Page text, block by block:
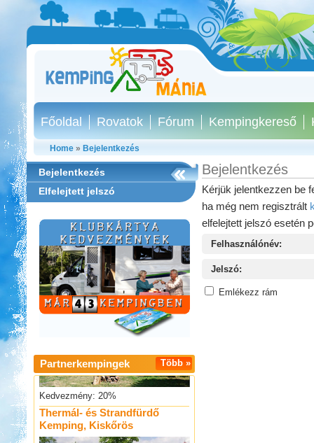
Főoldal Rovatok Fórum Kempingkereső
Home » Bejelentkezés
Bejelentkezés
Elfelejtett jelszó
Több »
Partnerkempingek
Szentkút Kemping
Kedvezmény: 20%
Thermál- és Strandfürdő
Kemping, Kiskőrös
Bejelentkezés
Kérjük jelentkezzen be
ha még nem regisztrált
elfelejtett jelszó esetén
Felhasználónév:
Jelszó:
Emlékezz rám